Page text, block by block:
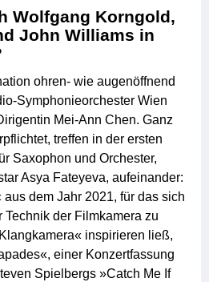
Wolfgang Korngold,
John Williams in
ohren- wie augenöffnend
Symphonieorchester Wien
Mei-Ann Chen. Ganz
treffen in der ersten
Saxophon und Orchester,
Asya Fateyeva, aufeinander:
aus dem Jahr 2021, für das sich
der Filmkamera zu
inspirieren ließ,
einer Konzertfassung
Spielbergs »Catch Me If